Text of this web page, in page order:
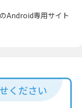
のAndroid専用サイト
ください